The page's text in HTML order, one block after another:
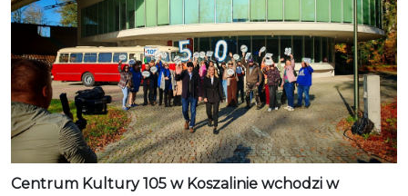
Centrum Kultury 105 w Koszalinie wchodzi w